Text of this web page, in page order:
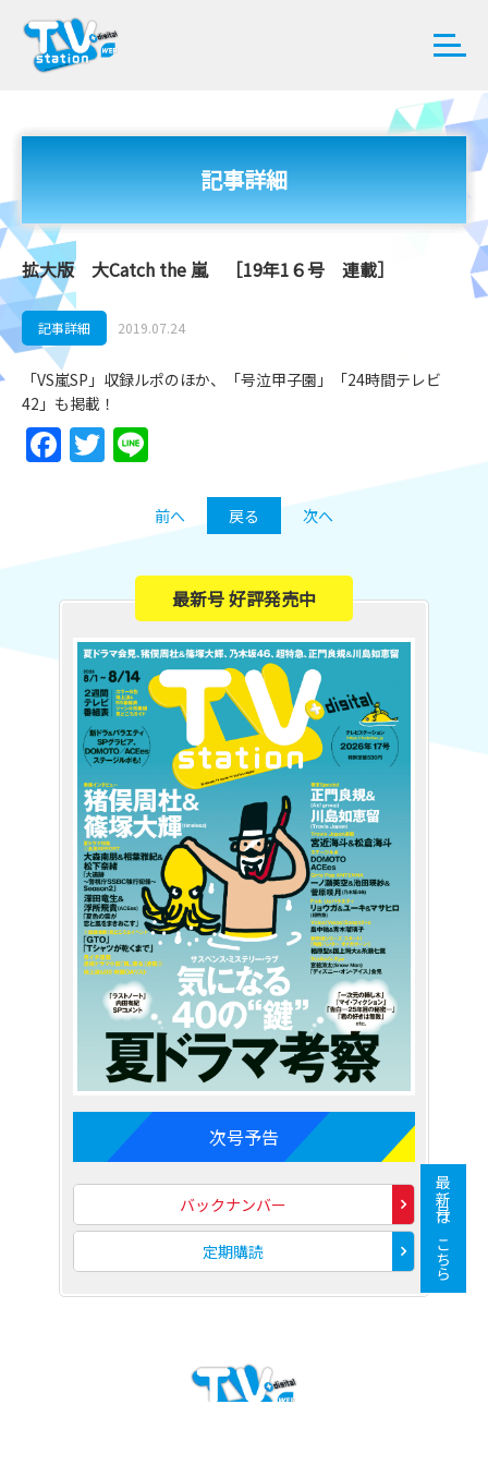
記事詳細
拡大版 大Catch the 嵐 ［19年1６号 連載］
記事詳細 2019.07.24
「VS嵐SP」収録ルポのほか、「号泣甲子園」「24時間テレビ
42」も掲載！
Facebook
Twitter
前へ 戻る 次へ
最新号 好評発売中
次号予告
バックナンバー
定期購読 最新号はこちら